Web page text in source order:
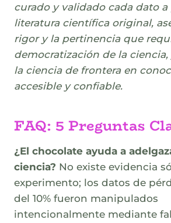
curado y validado cada dato
literatura científica original,
rigor y la pertinencia que
democratización de la
la ciencia de frontera en
accesible y confiable.
FAQ: 5 Preguntas
¿El chocolate ayuda a
ciencia? No existe evidencia
experimento; los datos de
del 10% fueron manipulados
intencionalmente mediante